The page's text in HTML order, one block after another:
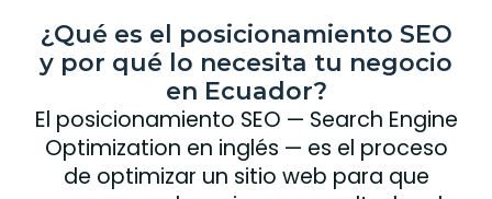
¿Qué es el posicionamiento SEO
y por qué lo necesita tu negocio
en Ecuador?
El posicionamiento SEO — Search Engine
Optimization en inglés — es el proceso
de optimizar un sitio web para que